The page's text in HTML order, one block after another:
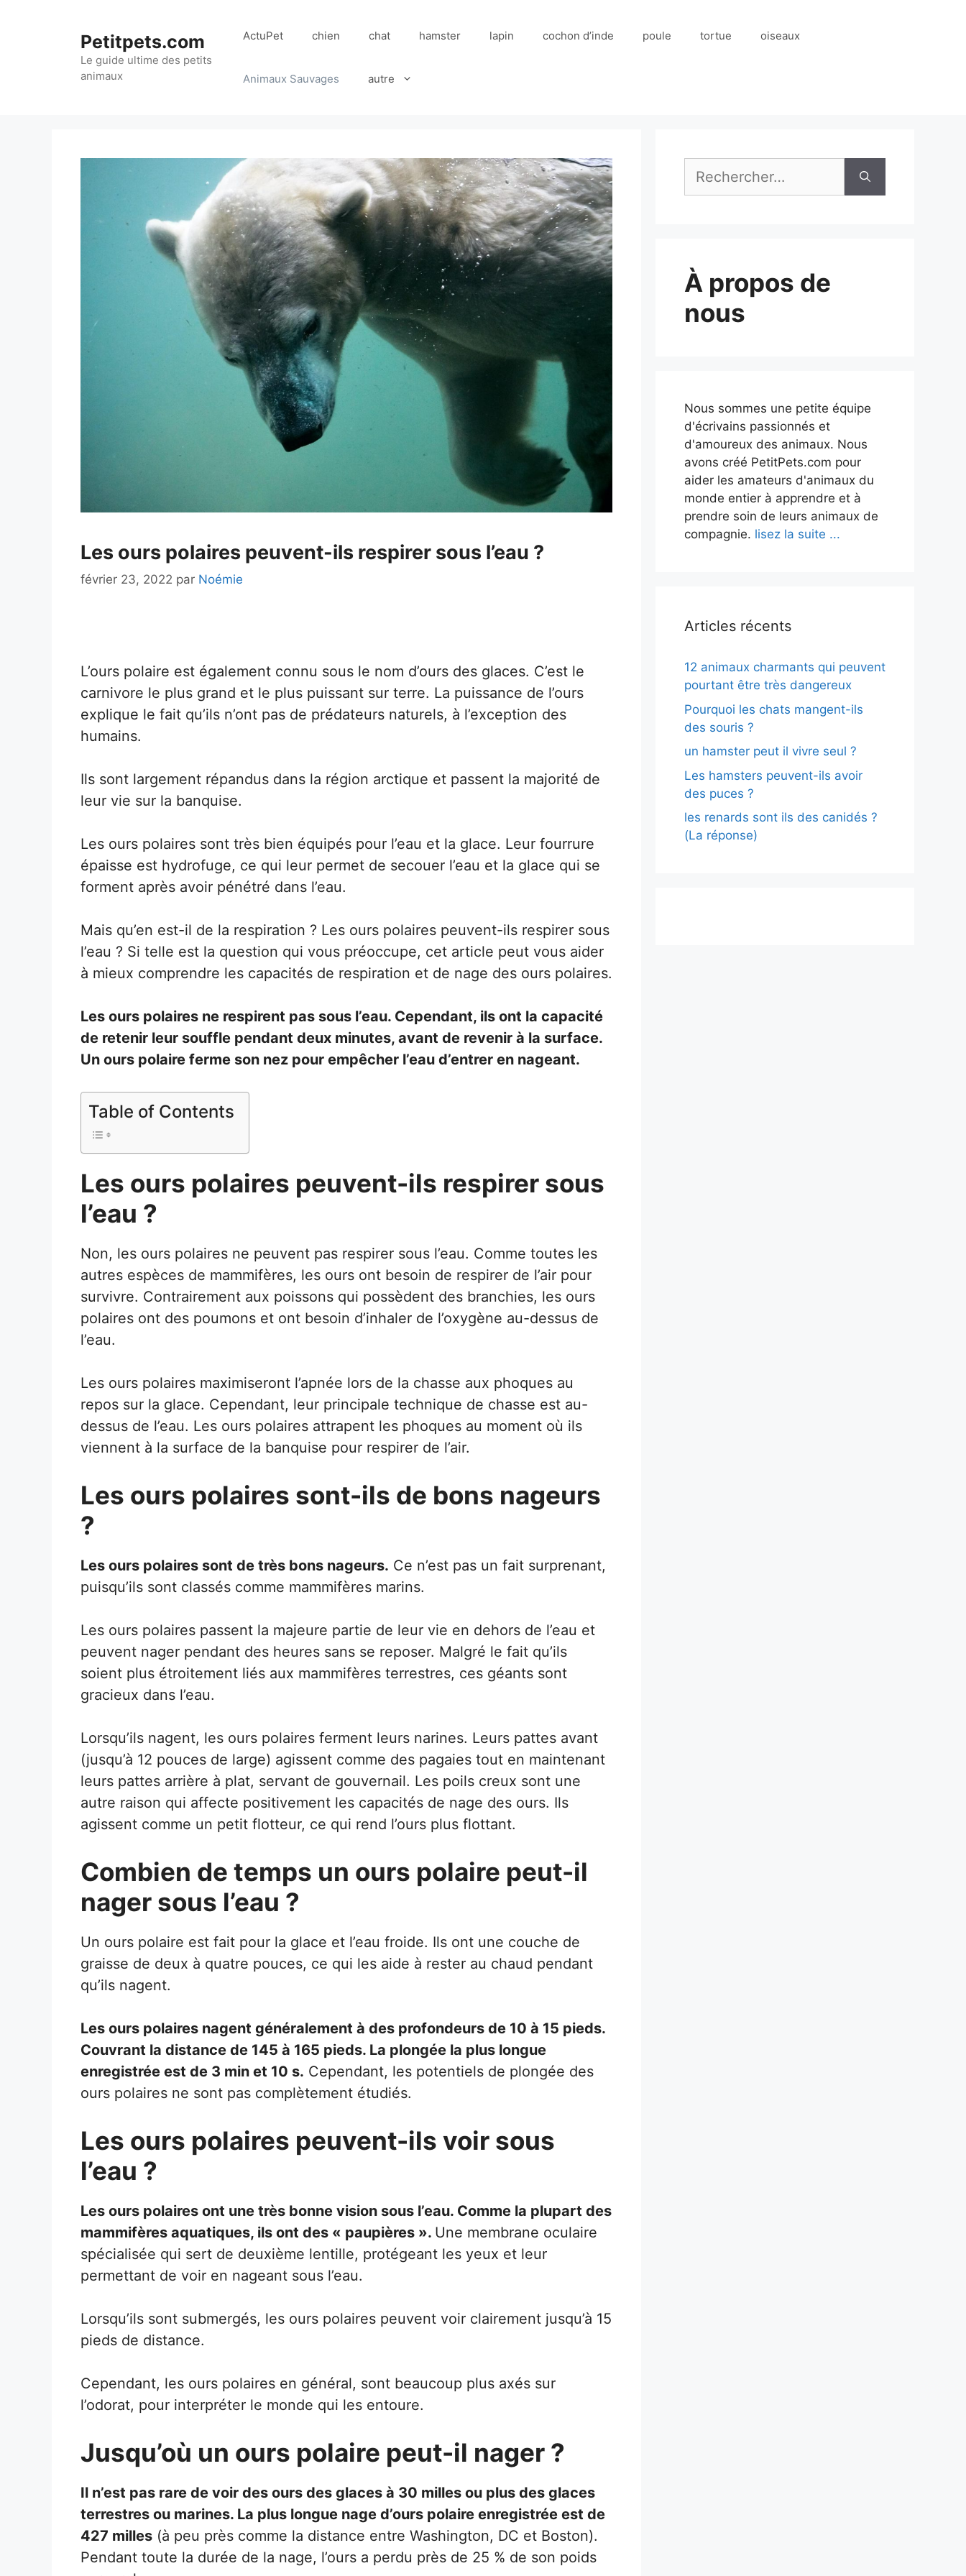
Petitpets.com
Le guide ultime des petits
animaux
ActuPet chien chat hamster lapin cochon d’inde poule tortue oiseaux
Animaux Sauvages autre
Les ours polaires peuvent-ils respirer sous l’eau ?
février 23, 2022 par Noémie
L’ours polaire est également connu sous le nom d’ours des glaces. C’est le
carnivore le plus grand et le plus puissant sur terre. La puissance de l’ours
explique le fait qu’ils n’ont pas de prédateurs naturels, à l’exception des
humains.
Ils sont largement répandus dans la région arctique et passent la majorité de
leur vie sur la banquise.
Les ours polaires sont très bien équipés pour l’eau et la glace. Leur fourrure
épaisse est hydrofuge, ce qui leur permet de secouer l’eau et la glace qui se
forment après avoir pénétré dans l’eau.
Mais qu’en est-il de la respiration ? Les ours polaires peuvent-ils respirer sous
l’eau ? Si telle est la question qui vous préoccupe, cet article peut vous aider
à mieux comprendre les capacités de respiration et de nage des ours polaires.
Les ours polaires ne respirent pas sous l’eau. Cependant, ils ont la capacité
de retenir leur souffle pendant deux minutes, avant de revenir à la surface.
Un ours polaire ferme son nez pour empêcher l’eau d’entrer en nageant.
Table of Contents
Les ours polaires peuvent-ils respirer sous
l’eau ?
Non, les ours polaires ne peuvent pas respirer sous l’eau. Comme toutes les
autres espèces de mammifères, les ours ont besoin de respirer de l’air pour
survivre. Contrairement aux poissons qui possèdent des branchies, les ours
polaires ont des poumons et ont besoin d’inhaler de l’oxygène au-dessus de
l’eau.
Les ours polaires maximiseront l’apnée lors de la chasse aux phoques au
repos sur la glace. Cependant, leur principale technique de chasse est au-
dessus de l’eau. Les ours polaires attrapent les phoques au moment où ils
viennent à la surface de la banquise pour respirer de l’air.
Les ours polaires sont-ils de bons nageurs
?
Les ours polaires sont de très bons nageurs. Ce n’est pas un fait surprenant,
puisqu’ils sont classés comme mammifères marins.
Les ours polaires passent la majeure partie de leur vie en dehors de l’eau et
peuvent nager pendant des heures sans se reposer. Malgré le fait qu’ils
soient plus étroitement liés aux mammifères terrestres, ces géants sont
gracieux dans l’eau.
Lorsqu’ils nagent, les ours polaires ferment leurs narines. Leurs pattes avant
(jusqu’à 12 pouces de large) agissent comme des pagaies tout en maintenant
leurs pattes arrière à plat, servant de gouvernail. Les poils creux sont une
autre raison qui affecte positivement les capacités de nage des ours. Ils
agissent comme un petit flotteur, ce qui rend l’ours plus flottant.
Combien de temps un ours polaire peut-il
nager sous l’eau ?
Un ours polaire est fait pour la glace et l’eau froide. Ils ont une couche de
graisse de deux à quatre pouces, ce qui les aide à rester au chaud pendant
qu’ils nagent.
Les ours polaires nagent généralement à des profondeurs de 10 à 15 pieds.
Couvrant la distance de 145 à 165 pieds. La plongée la plus longue
enregistrée est de 3 min et 10 s. Cependant, les potentiels de plongée des
ours polaires ne sont pas complètement étudiés.
Les ours polaires peuvent-ils voir sous
l’eau ?
Les ours polaires ont une très bonne vision sous l’eau. Comme la plupart des
mammifères aquatiques, ils ont des « paupières ». Une membrane oculaire
spécialisée qui sert de deuxième lentille, protégeant les yeux et leur
permettant de voir en nageant sous l’eau.
Lorsqu’ils sont submergés, les ours polaires peuvent voir clairement jusqu’à 15
pieds de distance.
Cependant, les ours polaires en général, sont beaucoup plus axés sur
l’odorat, pour interpréter le monde qui les entoure.
Jusqu’où un ours polaire peut-il nager ?
Il n’est pas rare de voir des ours des glaces à 30 milles ou plus des glaces
terrestres ou marines. La plus longue nage d’ours polaire enregistrée est de
427 milles (à peu près comme la distance entre Washington, DC et Boston).
Pendant toute la durée de la nage, l’ours a perdu près de 25 % de son poids
À propos de
nous
Nous sommes une petite équipe
d'écrivains passionnés et
d'amoureux des animaux. Nous
avons créé PetitPets.com pour
aider les amateurs d'animaux du
monde entier à apprendre et à
prendre soin de leurs animaux de
compagnie. lisez la suite ...
Articles récents
12 animaux charmants qui peuvent
pourtant être très dangereux
Pourquoi les chats mangent-ils
des souris ?
un hamster peut il vivre seul ?
Les hamsters peuvent-ils avoir
des puces ?
les renards sont ils des canidés ?
(La réponse)